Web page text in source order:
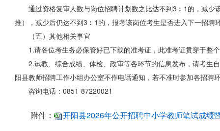
通过资格复审人数与岗位招聘计划数之比达不到3︰1的，减
推），减少后仍达不到3︰1的，报考该岗位考生是否进入下一招
（五）其他相关事宜
1.请各位考生务必保管好已下载的准考证，此准考证贯穿于整
2.试教、综合成绩、体检、政审等各环节的信息发布，请考生
阳县教师招聘工作小组办公室不作电话通知，若不准时参加各招聘
咨询电话：0851-87220021
附件： 开阳县2026年公开招聘中小学教师笔试成绩